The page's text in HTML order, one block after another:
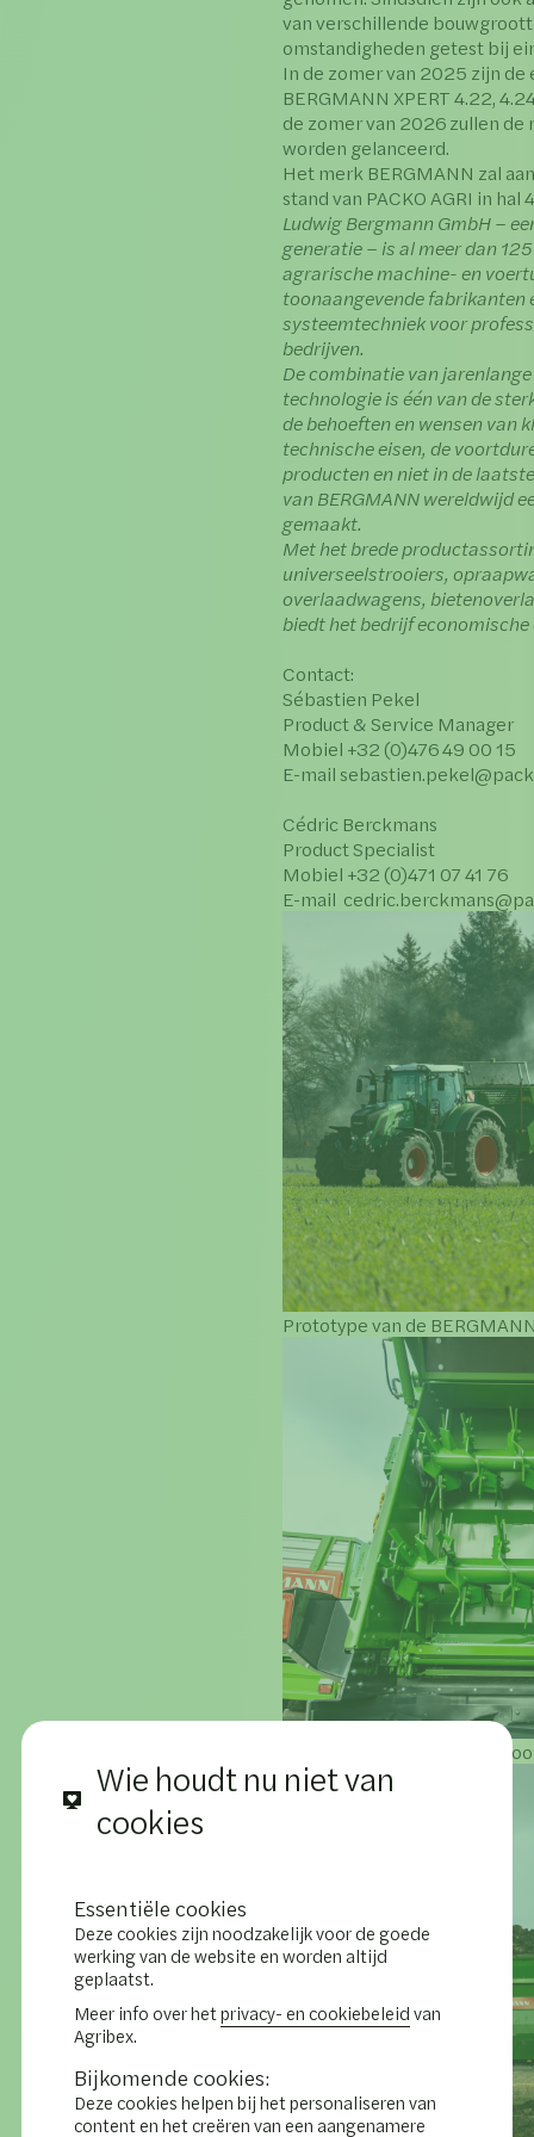
van verschillende
omstandigheden getest bij
In de zomer van 2025 zijn
BERGMANN XPERT 4.22,
de zomer van 2026 zullen
worden gelanceerd.
Het merk BERGMANN zal
stand van PACKO AGRI in hal
Ludwig Bergmann GmbH –
generatie – is al meer dan
agrarische machine- en
toonaangevende fabrikanten
systeemtechniek voor
bedrijven.
De combinatie van
technologie is één van de
de behoeften en wensen van
technische eisen, de
producten en niet in de
van BERGMANN wereldwijd
gemaakt.
Met het brede
universeelstrooiers,
overlaadwagens,
biedt het bedrijf
Contact:
Sébastien Pekel
Product & Service Manager
Mobiel +32 (0)476 49 00 15
E-mail
Cédric Berckmans
Product Specialist
Mobiel +32 (0)471 07 41 76
E-mail
Prototype van de
Tweewals-freeswerk met
Wie houdt nu niet van
cookies
Essentiële cookies
Deze cookies zijn noodzakelijk voor de goede
werking van de website en worden altijd
geplaatst.
Meer info over hetprivacy- en cookiebeleidvan
Agribex.
Bijkomende cookies:
Deze cookies helpen bij het personaliseren van
content en het creëren van een aangenamere